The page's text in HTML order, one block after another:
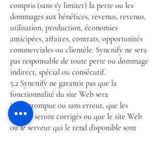
compris (sans s'y limiter) la perte ou les
dommages aux bénéfices, revenus, revenus,
utilisation, production, économies
anticipées, affaires, contrats, opportunités
commerciales ou clientèle. Syncnify ne sera
pas responsable de toute perte ou dommage
indirect, spécial ou consécutif.
5.2 Syncnify ne garantit pas que la
fonctionnalité du site Web sera
ininterrompue ou sans erreur, que les
défauts seront corrigés ou que le site Web
ou le serveur qui le rend disponible sont